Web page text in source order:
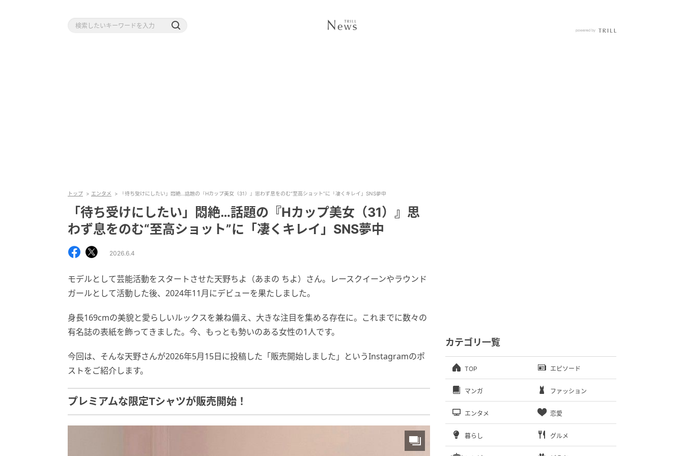
トップ エンタメ 「待ち受けにしたい」悶絶…話題の『Hカップ美女（31）』思わず息をのむ“至高ショット”に「凄くキレイ」SNS夢中
「待ち受けにしたい」悶絶…話題の『Hカップ美女（31）』思
わず息をのむ“至高ショット”に「凄くキレイ」SNS夢中
2026.6.4
モデルとして芸能活動をスタートさせた天野ちよ（あまの ちよ）さん。レースクイーンやラウンド
ガールとして活動した後、2024年11月にデビューを果たしました。
身長169cmの美貌と愛らしいルックスを兼ね備え、大きな注目を集める存在に。これまでに数々の
有名誌の表紙を飾ってきました。今、もっとも勢いのある女性の1人です。
今回は、そんな天野さんが2026年5月15日に投稿した「販売開始しました」というInstagramのポ
ストをご紹介します。
プレミアムな限定Tシャツが販売開始！
カテゴリ一覧
TOP エピソード
マンガ ファッション
エンタメ 恋愛
暮らし グルメ